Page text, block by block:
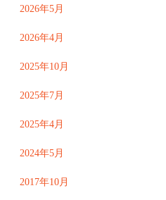
2026年5月
2026年4月
2025年10月
2025年7月
2025年4月
2024年5月
2017年10月